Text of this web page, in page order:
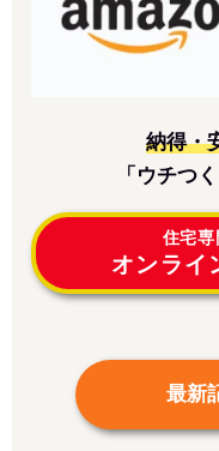
納得・
「ウチつ
住宅専
オンライ
最新